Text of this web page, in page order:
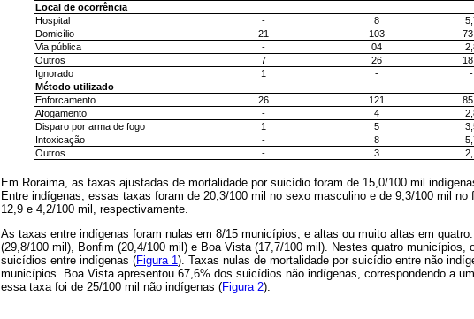
Local de ocorrência
Hospital
- 8
Domicílio
21 103
Via pública
- 04
Outros
7 26
Ignorado
1 - -
Método utilizado
Enforcamento
26 121
Afogamento
- 4
Disparo por arma de fogo
1 5
Intoxicação
- 8
Outros
- 3
Em Roraima, as taxas ajustadas de mortalidade por suicídio foram de 15,0/100 mil
Entre indígenas, essas taxas foram de 20,3/100 mil no sexo masculino e de 9,3/100 mil no
12,9 e 4,2/100 mil, respectivamente.
As taxas entre indígenas foram nulas em 8/15 municípios, e altas ou muito altas em
(29,8/100 mil), Bonfim (20,4/100 mil) e Boa Vista (17,7/100 mil). Nestes quatro municípios,
suicídios entre indígenas (Figura 1). Taxas nulas de mortalidade por suicídio entre não
municípios. Boa Vista apresentou 67,6% dos suicídios não indígenas, correspondendo a
essa taxa foi de 25/100 mil não indígenas (Figura 2).